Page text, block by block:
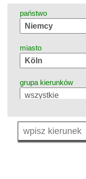
państwo
miasto
grupa kierunków
język